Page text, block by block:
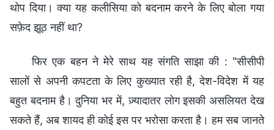
थोप दिया। क्या यह कलीसिया को बदनाम करने के लिए बोला गया
सफ़ेद झूठ नहीं था?
फिर एक बहन ने मेरे साथ यह संगति साझा की : "सीसीपी
सालों से अपनी कपटता के लिए कुख्यात रही है, देश-विदेश में यह
बहुत बदनाम है। दुनिया भर में, ज़्यादातर लोग इसकी असलियत देख
सकते हैं, अब शायद ही कोई इस पर भरोसा करता है। हम सब जानते